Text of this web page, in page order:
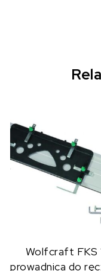
Wolfcraft FKS
prowadnica do